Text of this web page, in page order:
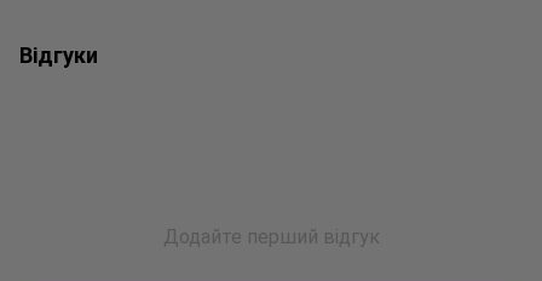
Відгуки
Додайте перший відгук